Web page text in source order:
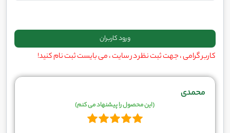
کاربر گرامی ، جهت ثبت نظر در سایت ، می بایست ثبت نام کنید!
محمدی
(این محصول را پیشنهاد می کنم)